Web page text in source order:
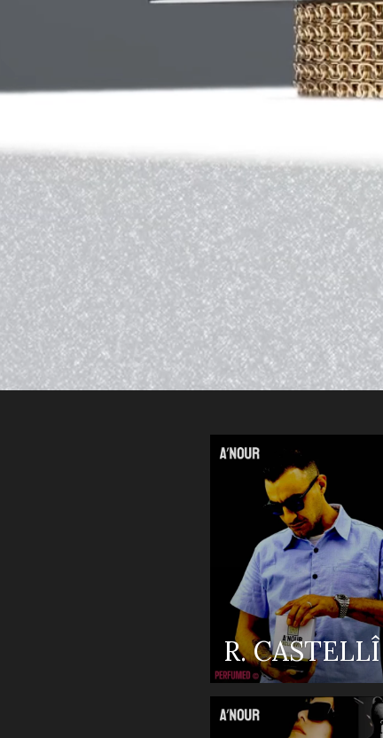
R. CASTELLÎ